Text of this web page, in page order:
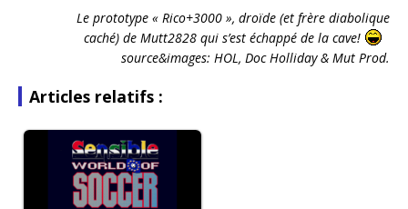
Le prototype « Rico+3000 », droïde (et frère diabolique
caché) de Mutt2828 qui s’est échappé de la cave!
source&images: HOL, Doc Holliday & Mut Prod.
Articles relatifs :